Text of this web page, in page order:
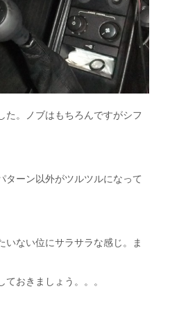
た。ノブはもちろんですがシフ
ターン以外がツルツルになって
いない位にサラサラな感じ。ま
おきましょう。。。